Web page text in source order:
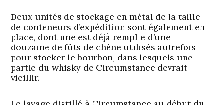
Deux unités de stockage en métal de la taille
de conteneurs d’expédition sont également en
place, dont une est déjà remplie d’une
douzaine de fûts de chêne utilisés autrefois
pour stocker le bourbon, dans lesquels une
partie du whisky de Circumstance devrait
vieillir.